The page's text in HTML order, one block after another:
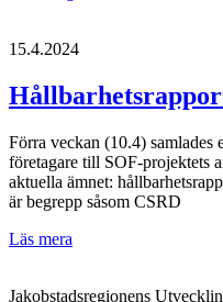
15.4.2024
Förra veckan (10.4) samlades
företagare till SOF-projektets
aktuella ämnet:
är begrepp såsom CSRD
Läs mera
Jakobstadsregionens